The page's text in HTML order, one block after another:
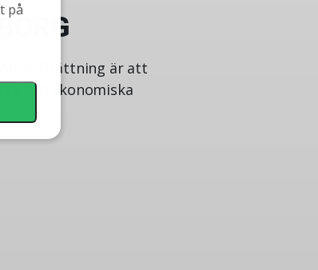
målsättning är att
och ekonomiska
på